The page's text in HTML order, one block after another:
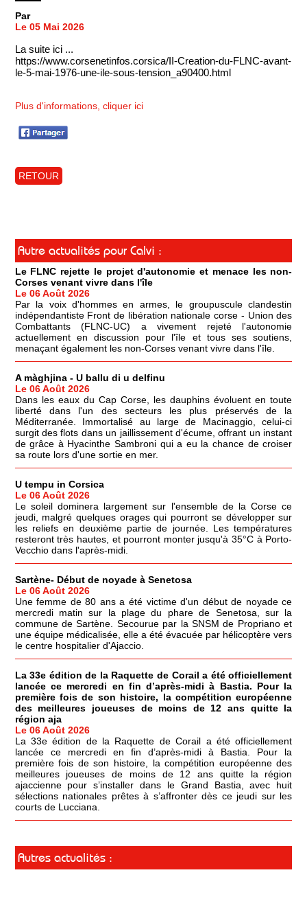
Par
Le 05 Mai 2026
La suite ici ...
https://www.corsenetinfos.corsica/II-Creation-du-FLNC-avant-
le-5-mai-1976-une-ile-sous-tension_a90400.html
Plus d'informations, cliquer ici
RETOUR
Autre actualités pour Calvi :
Le FLNC rejette le projet d'autonomie et menace les non-
Corses venant vivre dans l'île
Le 06 Août 2026
Par la voix d'hommes en armes, le groupuscule clandestin
indépendantiste Front de libération nationale corse - Union des
Combattants (FLNC-UC) a vivement rejeté l'autonomie
actuellement en discussion pour l'île et tous ses soutiens,
menaçant également les non-Corses venant vivre dans l'île.
A màghjina - U ballu di u delfinu
Le 06 Août 2026
Dans les eaux du Cap Corse, les dauphins évoluent en toute
liberté dans l'un des secteurs les plus préservés de la
Méditerranée. Immortalisé au large de Macinaggio, celui-ci
surgit des flots dans un jaillissement d'écume, offrant un instant
de grâce à Hyacinthe Sambroni qui a eu la chance de croiser
sa route lors d'une sortie en mer.
U tempu in Corsica
Le 06 Août 2026
Le soleil dominera largement sur l'ensemble de la Corse ce
jeudi, malgré quelques orages qui pourront se développer sur
les reliefs en deuxième partie de journée. Les températures
resteront très hautes, et pourront monter jusqu'à 35°C à Porto-
Vecchio dans l'après-midi.
Sartène- Début de noyade à Senetosa
Le 06 Août 2026
Une femme de 80 ans a été victime d'un début de noyade ce
mercredi matin sur la plage du phare de Senetosa, sur la
commune de Sartène. Secourue par la SNSM de Propriano et
une équipe médicalisée, elle a été évacuée par hélicoptère vers
le centre hospitalier d'Ajaccio.
La 33e édition de la Raquette de Corail a été officiellement
lancée ce mercredi en fin d’après-midi à Bastia. Pour la
première fois de son histoire, la compétition européenne
des meilleures joueuses de moins de 12 ans quitte la
région aja
Le 06 Août 2026
La 33e édition de la Raquette de Corail a été officiellement
lancée ce mercredi en fin d’après-midi à Bastia. Pour la
première fois de son histoire, la compétition européenne des
meilleures joueuses de moins de 12 ans quitte la région
ajaccienne pour s’installer dans le Grand Bastia, avec huit
sélections nationales prêtes à s’affronter dès ce jeudi sur les
courts de Lucciana.
Autres actualités :